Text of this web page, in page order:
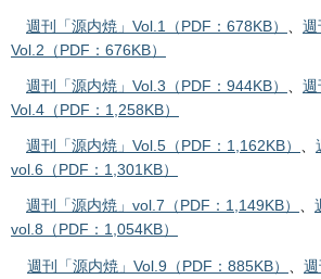
週刊「源内焼」Vol.1（PDF：678KB）
週
Vol.2（PDF：676KB）
週刊「源内焼」Vol.3（PDF：944KB）
週
Vol.4（PDF：1,258KB）
週刊「源内焼」Vol.5（PDF：1,162KB） 、
vol.6（PDF：1,301KB）
週刊「源内焼」vol.7（PDF：1,149KB） 、
vol.8（PDF：1,054KB）
週刊「源内焼」Vol.9（PDF：885KB）
週